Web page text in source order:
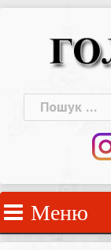
Пошук:
Меню